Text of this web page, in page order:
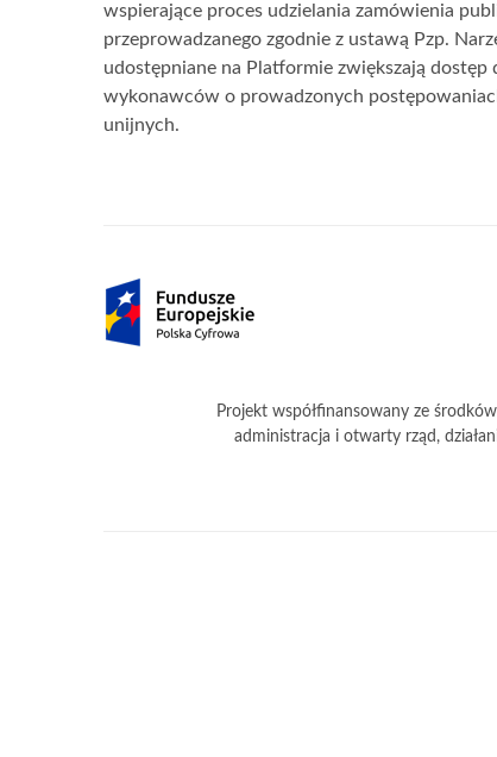
wspierające proces udzielania zamówienia
przeprowadzanego zgodnie z ustawą Pzp.
udostępniane na Platformie zwiększają dostęp
wykonawców o prowadzonych
unijnych.
Partnerzy
Projekt współfinansowany ze
administracja i otwarty rząd,